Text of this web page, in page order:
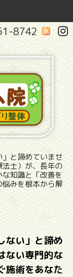
8742
と諦めていませ
士）が、長年の
知識と「改善を
みを根本から解
ない」と諦め
ない専門的な
施術をあなた